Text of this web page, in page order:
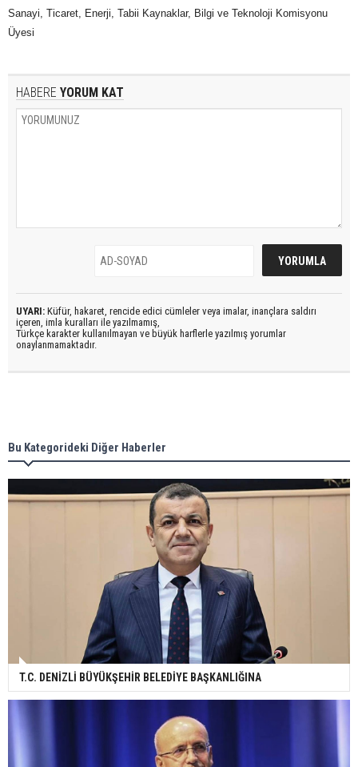
Sanayi, Ticaret, Enerji, Tabii Kaynaklar, Bilgi ve Teknoloji Komisyonu
Üyesi
HABERE YORUM KAT
UYARI: Küfür, hakaret, rencide edici cümleler veya imalar, inançlara saldırı
içeren, imla kuralları ile yazılmamış,
Türkçe karakter kullanılmayan ve büyük harflerle yazılmış yorumlar
onaylanmamaktadır.
Bu Kategorideki Diğer Haberler
T.C. DENİZLİ BÜYÜKŞEHİR BELEDİYE BAŞKANLIĞINA